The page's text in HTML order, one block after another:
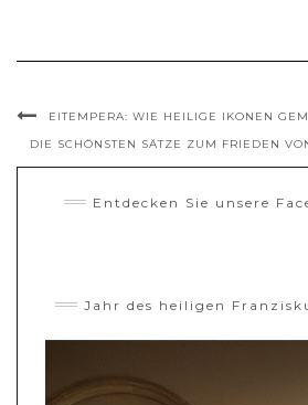
EITEMPERA: WIE HEILIGE IKONEN
DIE SCHÖNSTEN SÄTZE ZUM FRIEDEN
Entdecken Sie unsere
Jahr des heiligen